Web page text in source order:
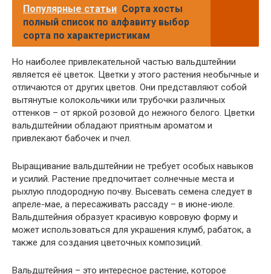
Популярные статьи Сорта хосты
полный список по алфавиту выбор
сорта по характеристикам
Но наиболее привлекательной частью вальдштейнии
является её цветок. Цветки у этого растения необычные и
отличаются от других цветов. Они представляют собой
вытянутые колокольчики или трубочки различных
оттенков – от яркой розовой до нежного белого. Цветки
вальдштейнии обладают приятным ароматом и
привлекают бабочек и пчел.
Выращивание вальдштейнии не требует особых навыков
и усилий. Растение предпочитает солнечные места и
рыхлую плодородную почву. Высевать семена следует в
апреле-мае, а пересаживать рассаду – в июне-июле.
Вальдштейния образует красивую ковровую форму и
может использоваться для украшения клумб, рабаток, а
также для создания цветочных композиций.
Вальдштейния – это интересное растение, которое